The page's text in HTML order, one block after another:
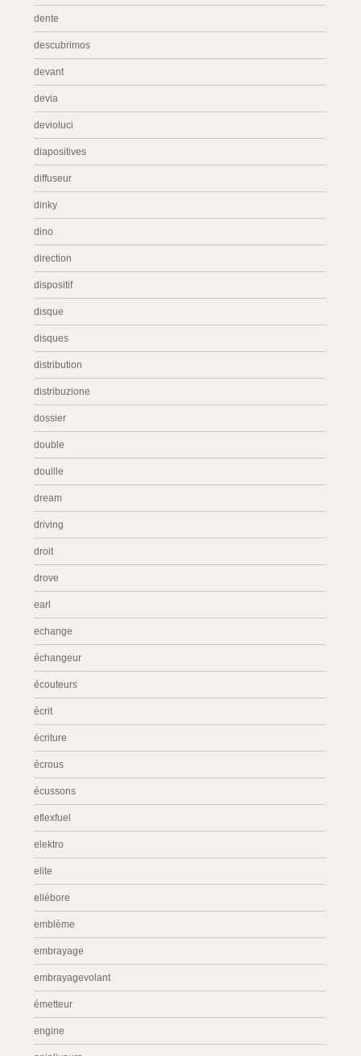
dente
descubrimos
devant
devia
devioluci
diapositives
diffuseur
dinky
dino
direction
dispositif
disque
disques
distribution
distribuzione
dossier
double
douille
dream
driving
droit
drove
earl
echange
échangeur
écouteurs
écrit
écriture
écrous
écussons
eflexfuel
elektro
elite
ellébore
emblème
embrayage
embrayagevolant
émetteur
engine